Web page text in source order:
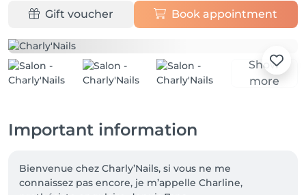
Gift voucher Book appointment
Show
more
Important information
Bienvenue chez Charly’Nails, si vous ne me
connaissez pas encore, je m’appelle Charline,